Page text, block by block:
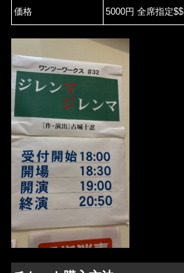
価格 5000円 全席指定$$